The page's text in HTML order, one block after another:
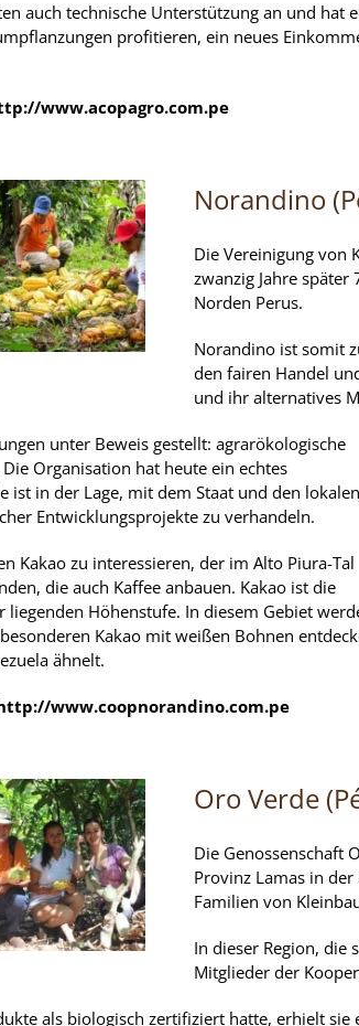
auch technische Unterstützung an und
profitieren, ein neues
www.acopagro.com.pe
Norandino
Die Vereinigung von
zwanzig Jahre
Norden Perus.
Norandino ist somit
den fairen Handel
und ihr alternatives
unter Beweis gestellt: agrarökologische
Organisation hat heute ein echtes
ist in der Lage, mit dem Staat und den lokalen
Entwicklungsprojekte zu verhandeln.
Kakao zu interessieren, der im Alto Piura-Tal
die auch Kaffee anbauen. Kakao ist die
Höhenstufe. In diesem Gebiet
Kakao mit weißen Bohnen
ähnelt.
www.coopnorandino.com.pe
Oro Verde
Die Genossenschaft
Provinz Lamas in
Familien von
In dieser Region,
Mitglieder der
als biologisch zertifiziert hatte, erhielt sie